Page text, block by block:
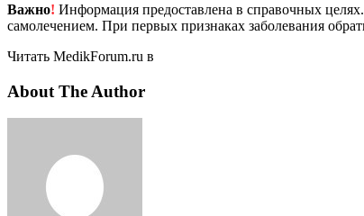
Важно! Информация предоставлена в справочных
самолечением. При первых признаках заболевания
Читать MedikForum.ru в
About The Author